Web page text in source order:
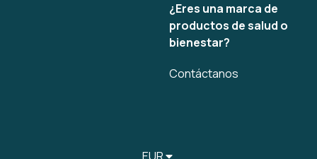
¿Eres una marca de
productos de salud o
bienestar?
Contáctanos